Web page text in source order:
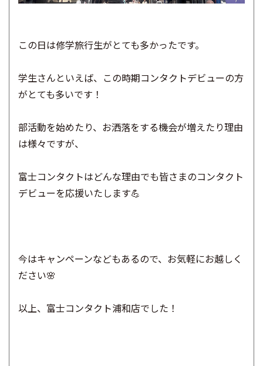
この日は修学旅行生がとても多かったです。
学生さんといえば、この時期コンタクトデビューの方
がとても多いです！
部活動を始めたり、お洒落をする機会が増えたり理由
は様々ですが、
富士コンタクトはどんな理由でも皆さまのコンタクト
デビューを応援いたします💪
今はキャンペーンなどもあるので、お気軽にお越しく
ださい🌸
以上、富士コンタクト浦和店でした！